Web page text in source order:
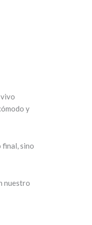
vivo
y
final, sino
nuestro